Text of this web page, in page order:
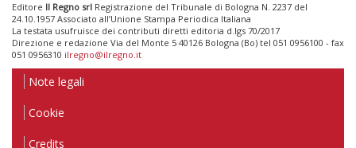
Editore Il Regno srl Registrazione del Tribunale di Bologna N. 2237 del
24.10.1957 Associato all’Unione Stampa Periodica Italiana
La testata usufruisce dei contributi diretti editoria d.lgs 70/2017
Direzione e redazione Via del Monte 5 40126 Bologna (Bo) tel 051 0956100 - fax
051 0956310 ilregno@ilregno.it
Note legali
Cookie
Credits